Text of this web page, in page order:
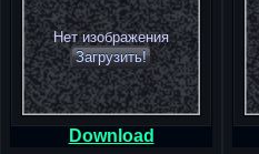
Нет изображения
Загрузить!
Download